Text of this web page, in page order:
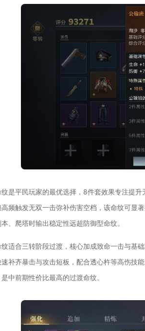
是平民玩家的最优选择，8件套效果专注提
频触发无双一击弥补伤害空档，该命纹可显
、爬塔时输出稳定性远超防御型命纹。
适合三转阶段过渡，核心加成致命一击与基
补齐暴击与攻击短板，配合透心杵等高伤技
中前期性价比最高的过渡命纹。